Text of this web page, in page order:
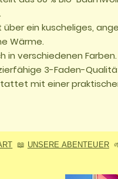
Wärme.
📖 UNSERE ABENTEUER